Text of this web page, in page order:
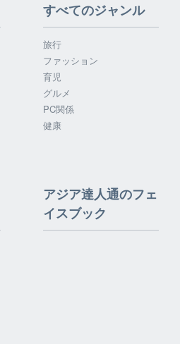
すべてのジャンル
旅行
ファッション
育児
グルメ
PC関係
健康
アジア達人通のフェ
イスブック